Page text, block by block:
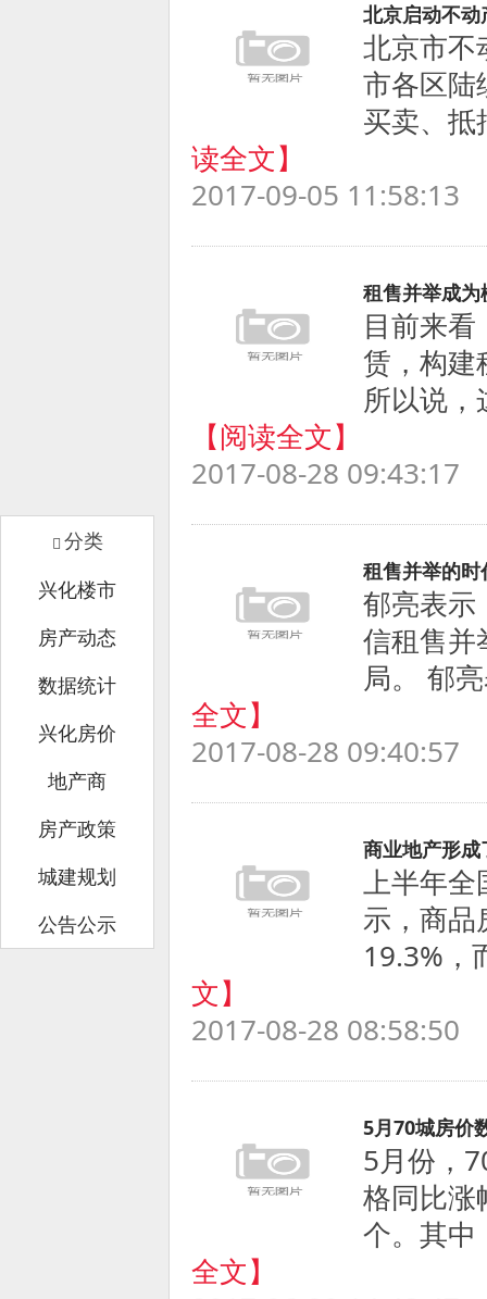
 分类
兴化楼市
房产动态
数据统计
兴化房价
地产商
房产政策
城建规划
公告公示
北京启动不
北京市不
市各区陆
买卖、抵
读全文】
2017-09-05 11:58:13
租售并举成
目前来
赁，构建
所以说
【阅读全文】
2017-08-28 09:43:17
租售并举的
郁亮表示
信租售并
局。 郁
全文】
2017-08-28 09:40:57
商业地产形
上半年全
示，商品
19.3%，
文】
2017-08-28 08:58:50
5月70城房价
5月份，
格同比涨
个。其中
全文】